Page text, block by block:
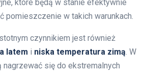
które będą w stanie efektywnie
pomieszczenie w takich warunkach.
czynnikiem jest również
latem i niska temperatura zimą. W
się do ekstremalnych